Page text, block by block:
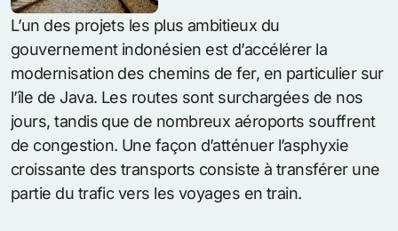
L’un des projets les plus ambitieux du
gouvernement indonésien est d’accélérer la
modernisation des chemins de fer, en particulier sur
l’île de Java. Les routes sont surchargées de nos
jours, tandis que de nombreux aéroports souffrent
de congestion. Une façon d’atténuer l’asphyxie
croissante des transports consiste à transférer une
partie du trafic vers les voyages en train.